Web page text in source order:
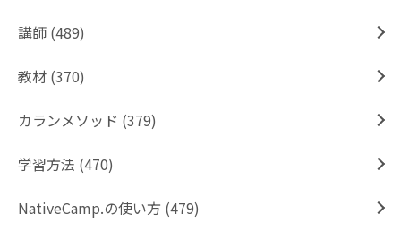
講師 (489)
教材 (370)
カランメソッド (379)
学習方法 (470)
NativeCamp.の使い方 (479)